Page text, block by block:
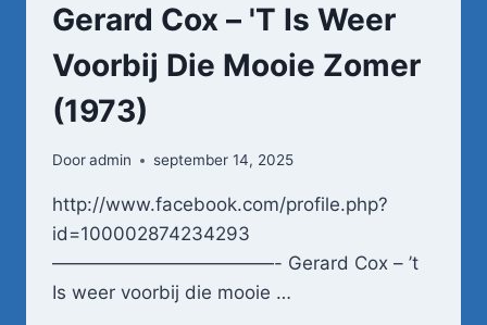
Gerard Cox – 'T Is Weer
Voorbij Die Mooie Zomer
(1973)
Dooradmin september 14, 2025
http://www.facebook.com/profile.php?
id=100002874234293
————————————- Gerard Cox – ’t
Is weer voorbij die mooie …